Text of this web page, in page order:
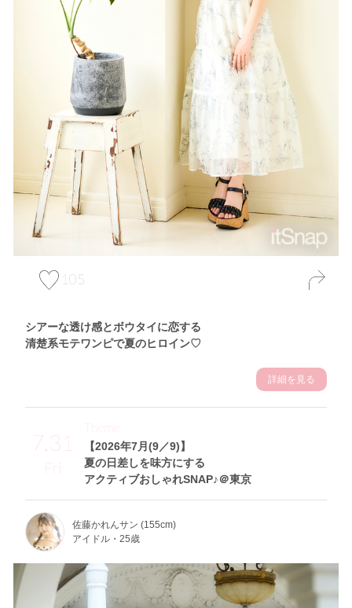
105
シアーな透け感とボウタイに恋する
清楚系モテワンピで夏のヒロイン♡
詳細を見る
7.31
Fri
【2026年7月(9／9)】
夏の日差しを味方にする
アクティブおしゃれSNAP♪＠東京
Theme
佐藤かれんサン (155cm)
アイドル・25歳